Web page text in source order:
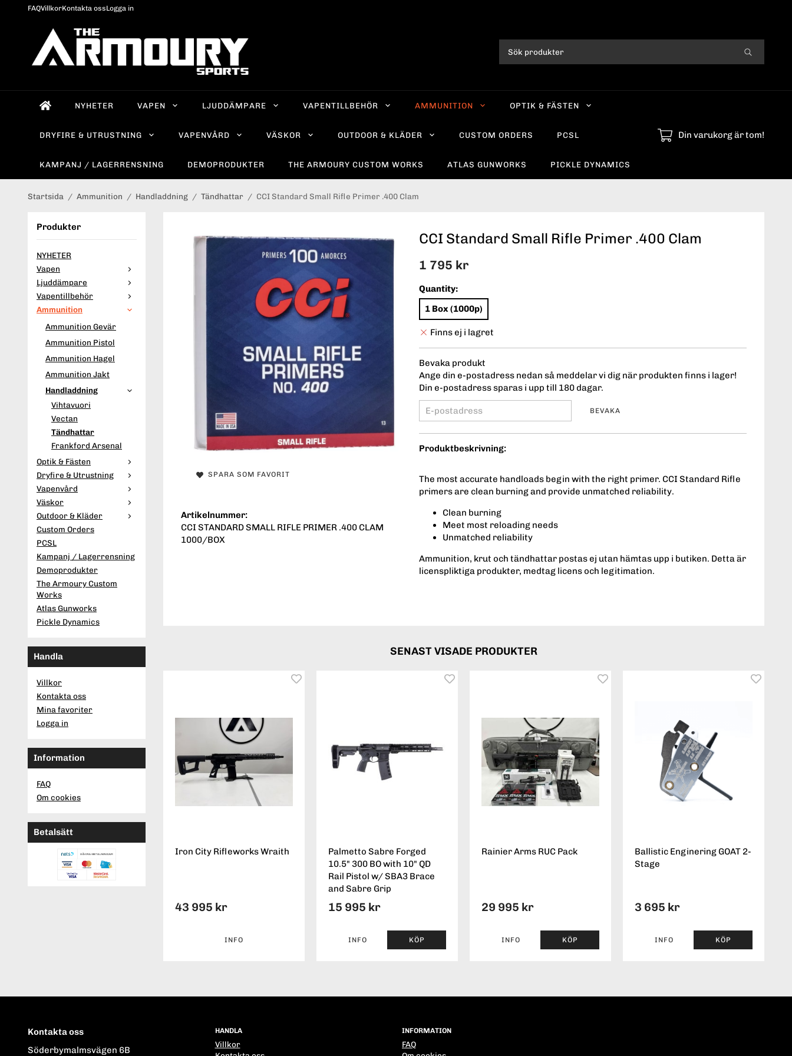
FAQVillkorKontakta ossLogga in
NYHETER VAPEN LJUDDÄMPARE VAPENTILLBEHÖR AMMUNITION OPTIK & FÄSTEN
DRYFIRE & UTRUSTNING VAPENVÅRD VÄSKOR OUTDOOR & KLÄDER CUSTOM ORDERS PCSL
KAMPANJ / LAGERRENSNING DEMOPRODUKTER THE ARMOURY CUSTOM WORKS ATLAS GUNWORKS PICKLE DYNAMICS
Din varukorg är tom!
Startsida / Ammunition / Handladdning / Tändhattar / CCI Standard Small Rifle Primer .400 Clam
Produkter
NYHETER
Vapen
Ljuddämpare
Vapentillbehör
Ammunition
Ammunition Gevär
Ammunition Pistol
Ammunition Hagel
Ammunition Jakt
Handladdning
Vihtavuori
Vectan
Tändhattar
Frankford Arsenal
Optik & Fästen
Dryfire & Utrustning
Vapenvård
Väskor
Outdoor & Kläder
Custom Orders
PCSL
Kampanj / Lagerrensning
Demoprodukter
The Armoury Custom
Works
Atlas Gunworks
Pickle Dynamics
Handla
Villkor
Kontakta oss
Mina favoriter
Logga in
Information
FAQ
Om cookies
Betalsätt
CCI Standard Small Rifle Primer .400 Clam
1 795 kr
Quantity:
1 Box (1000p)
Finns ej i lagret
Bevaka produkt
Ange din e-postadress nedan så meddelar vi dig när produkten finns i lager!
Din e-postadress sparas i upp till 180 dagar.
BEVAKA
Produktbeskrivning:
The most accurate handloads begin with the right primer. CCI Standard Rifle
primers are clean burning and provide unmatched reliability.
Clean burning
Meet most reloading needs
Unmatched reliability
Ammunition, krut och tändhattar postas ej utan hämtas upp i butiken. Detta är
licenspliktiga produkter, medtag licens och legitimation.
SPARA SOM FAVORIT
Artikelnummer:
CCI STANDARD SMALL RIFLE PRIMER .400 CLAM
1000/BOX
SENAST VISADE PRODUKTER
Iron City Rifleworks Wraith
43 995 kr
INFO
Palmetto Sabre Forged
10.5" 300 BO with 10" QD
Rail Pistol w/ SBA3 Brace
and Sabre Grip
15 995 kr
INFO KÖP
Rainier Arms RUC Pack
29 995 kr
INFO KÖP
Ballistic Enginering GOAT 2-
Stage
3 695 kr
INFO KÖP
Kontakta oss
Söderbymalmsvägen 6B
HANDLA
Villkor
INFORMATION
FAQ